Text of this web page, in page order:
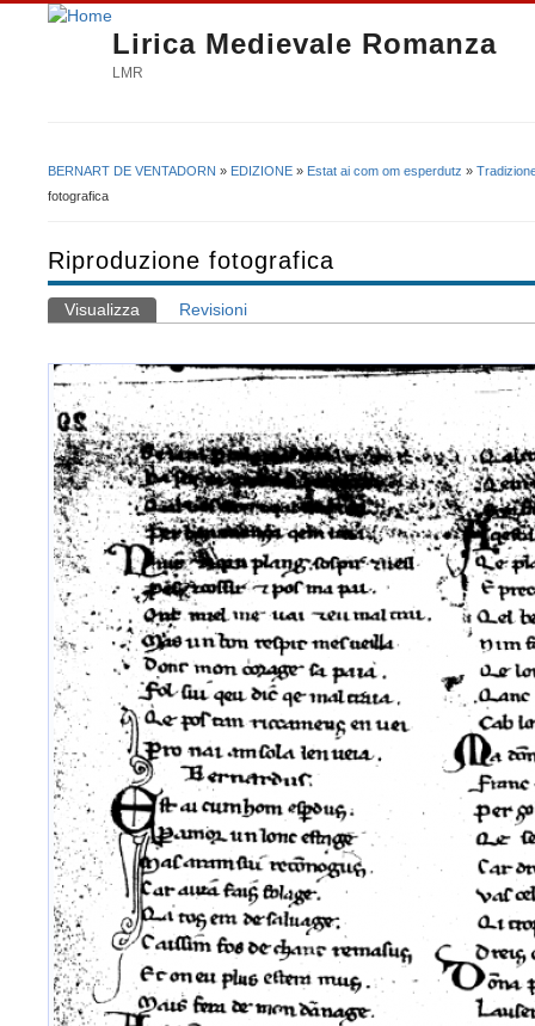
Lirica Medievale Romanza
LMR
Tu sei qui
BERNART DE VENTADORN » EDIZIONE » Estat ai com om esperdutz »
fotografica
Riproduzione fotografica
Schede primarie
Visualizza (scheda attiva)
Revisioni